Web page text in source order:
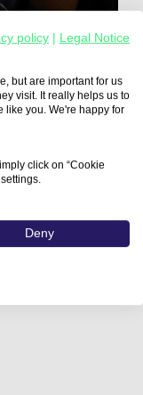
KI
policy
Legal Notice
but are important for us
visit. It really helps us to
like you. We're happy for
click on “Cookie
Deny